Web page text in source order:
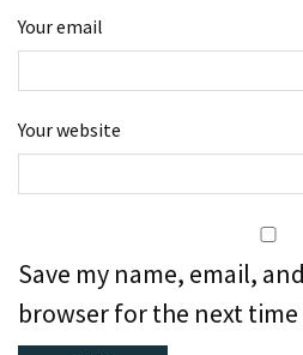
Your email
Your website
Save my name, email,
browser for the next